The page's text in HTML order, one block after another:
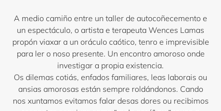
A medio camiño entre un taller de autocoñecemento e
un espectáculo, o artista e terapeuta Wences Lamas
propón viaxar a un oráculo caótico, tenro e imprevisible
para ler o noso presente. Un encontro amoroso onde
investigar a propia existencia.
Os dilemas cotiás, enfados familiares, leas laborais ou
ansias amorosas están sempre roldándonos. Cando
nos xuntamos evitamos falar desas dores ou recibimos